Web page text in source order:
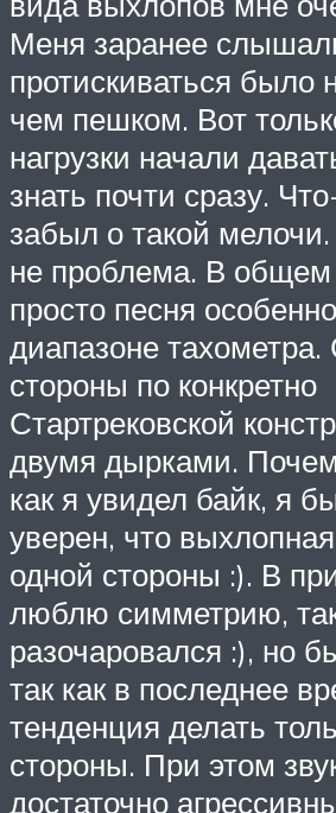
Меня заранее
протискиваться было
чем пешком. Вот
нагрузки начали
знать почти сразу.
забыл о такой
не проблема. В общем
просто песня
диапазоне
стороны по конкретно
Стартрековской
двумя дырками.
как я увидел байк, я
уверен, что
одной стороны :). В
люблю симметрию,
разочаровался :), но
так как в последнее
тенденция делать
стороны. При этом
достаточно